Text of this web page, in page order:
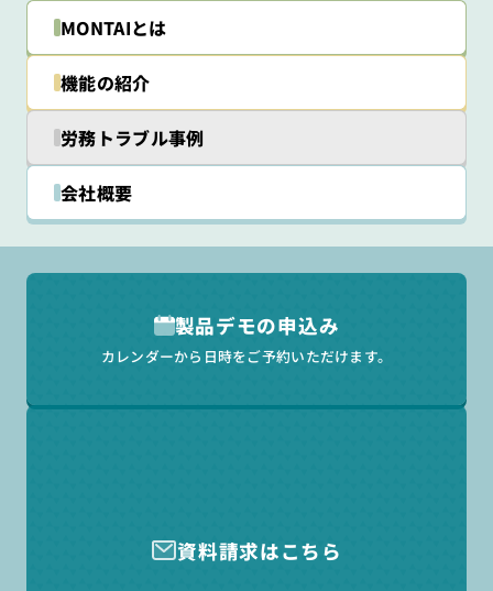
MONTAIとは
機能の紹介
労務トラブル事例
会社概要
製品デモの申込み
カレンダーから日時をご予約いただけます。
資料請求はこちら